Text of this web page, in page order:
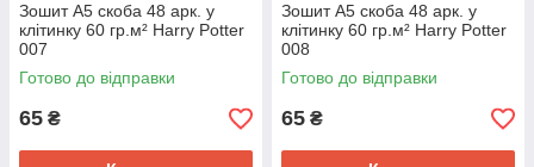
Зошит А5 скоба 48 арк. у
клітинку 60 гр.м² Harry Potter
007
Готово до відправки
65 ₴
Зошит А5 скоба 48 арк. у
клітинку 60 гр.м² Harry Potter
008
Готово до відправки
65 ₴